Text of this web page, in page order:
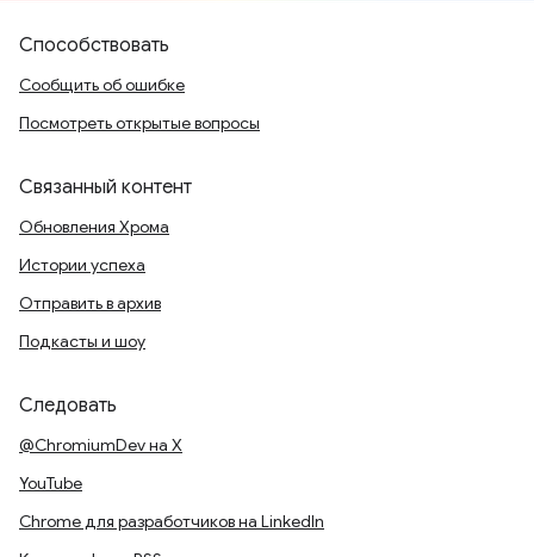
Способствовать
Сообщить об ошибке
Посмотреть открытые вопросы
Связанный контент
Обновления Хрома
Истории успеха
Отправить в архив
Подкасты и шоу
Следовать
@ChromiumDev на X
YouTube
Chrome для разработчиков на LinkedIn